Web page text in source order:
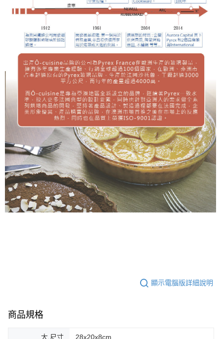
顯示電腦版詳細說明
商品規格
大,尺寸 28x20x8cm